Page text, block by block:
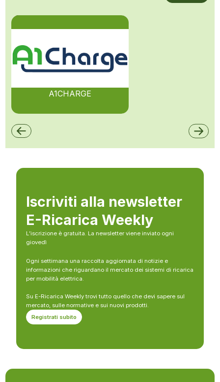
A1CHARGE
Iscriviti alla newsletter
E-Ricarica Weekly
L’iscrizione è gratuita. La newsletter viene inviato ogni
giovedì
Ogni settimana una raccolta aggiornata di notizie e
informazioni che riguardano il mercato dei sistemi di ricarica
per mobilità elettrica.
Su E-Ricarica Weekly trovi tutto quello che devi sapere sul
mercato, sulle normative e sui nuovi prodotti.
Registrati subito